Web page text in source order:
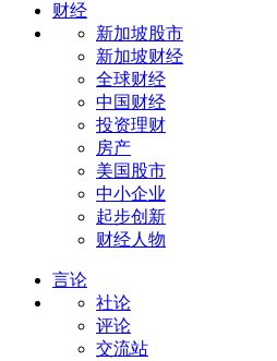
财经
新加坡股市
新加坡财经
全球财经
中国财经
投资理财
房产
美国股市
中小企业
起步创新
财经人物
言论
社论
评论
交流站